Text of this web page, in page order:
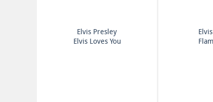
Elvis Presley
Elvis Loves You